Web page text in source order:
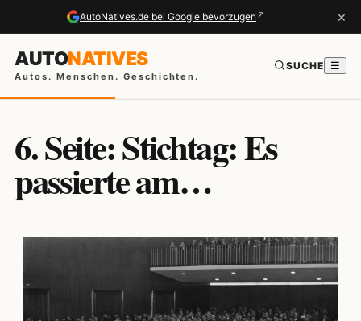
AutoNatives.de bei Google bevorzugen ↗ ×
AUTONATIVES
Autos. Menschen. Geschichten.
SUCHE ☰
6. Seite: Stichtag: Es
passierte am…